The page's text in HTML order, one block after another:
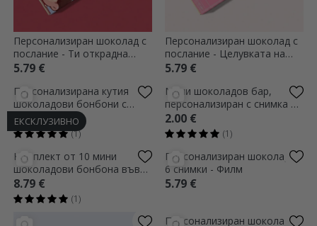
Персонализиран шоколад с
послание - Ти открадна
сърцето ми
5.79 €
Персонализиран шоколад с
послание - Целувката на
Купидон
5.79 €
ЕКСКЛУЗИВНО